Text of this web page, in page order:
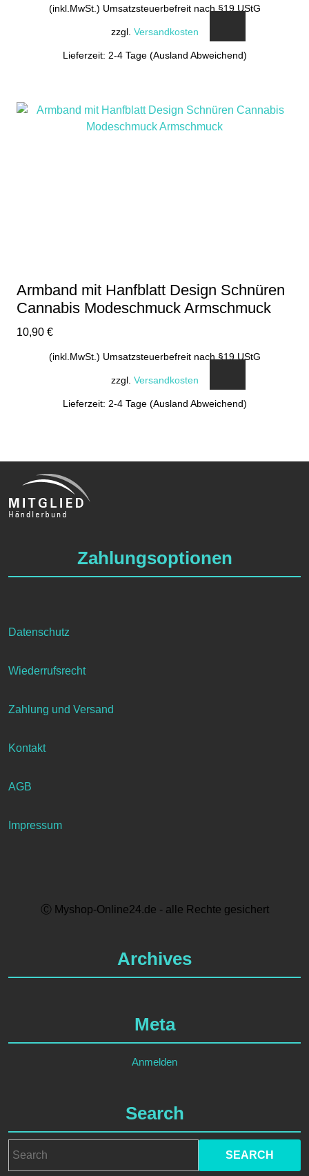
(inkl.MwSt.) Umsatzsteuerbefreit nach §19 UStG
zzgl. Versandkosten
Lieferzeit: 2-4 Tage (Ausland Abweichend)
Armband mit Hanfblatt Design Schnüren
Cannabis Modeschmuck Armschmuck
10,90 €
(inkl.MwSt.) Umsatzsteuerbefreit nach §19 UStG
zzgl. Versandkosten
Lieferzeit: 2-4 Tage (Ausland Abweichend)
Zahlungsoptionen
Datenschutz
Wiederrufsrecht
Zahlung und Versand
Kontakt
AGB
Impressum
Ⓒ Myshop-Online24.de - alle Rechte gesichert
Archives
Meta
Anmelden
Search